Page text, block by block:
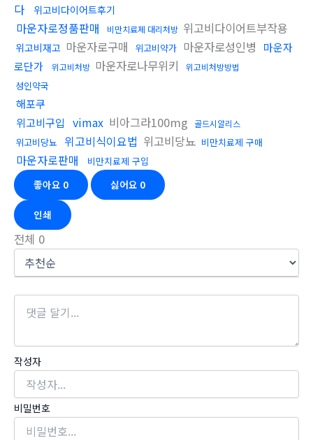
다
위고비다이어트후기
마운자로정품판매 비만치료제 대리처방 위고비다이어트부작용
위고비재고 마운자로구매 위고비약가 마운자로성인병
마운자
로단가
위고비처방 마운자로나무위키 위고비처방방법
성인약국
해포쿠
위고비구입
vimax 비아그라100mg 골드시알리스
위고비당뇨 위고비식이요법 위고비당뇨 비만치료제 구매
마운자로판매 비만치료제 구입
좋아요 0 싫어요 0
인쇄
전체 0
작성자
비밀번호